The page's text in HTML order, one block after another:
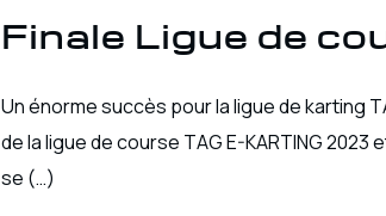
Finale Ligue de
Un énorme succès pour la ligue de karting
de la ligue de course TAG E-KARTING
se (…)